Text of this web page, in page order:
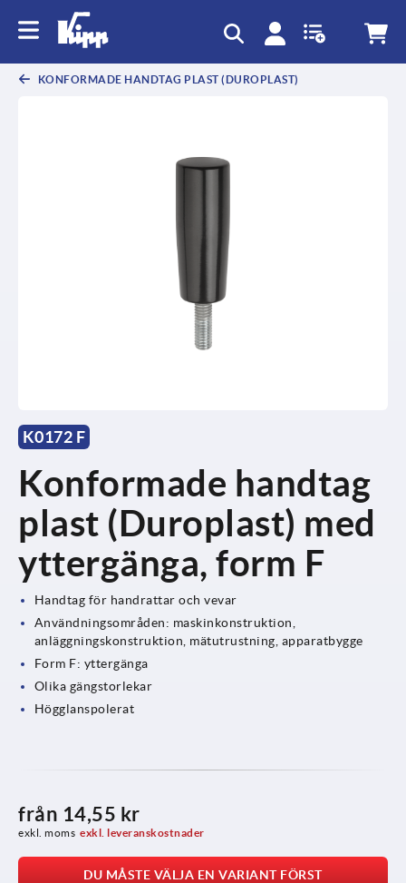
KONFORMADE HANDTAG PLAST (DUROPLAST)
K0172 F
Konformade handtag
plast (Duroplast) med
yttergänga, form F
Handtag för handrattar och vevar
Användningsområden: maskinkonstruktion,
anläggningskonstruktion, mätutrustning, apparatbygge
Form F: yttergänga
Olika gängstorlekar
Högglanspolerat
från 14,55 kr
exkl. moms exkl. leveranskostnader
DU MÅSTE VÄLJA EN VARIANT FÖRST